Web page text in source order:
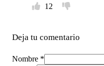
12
Deja tu comentario
Nombre *